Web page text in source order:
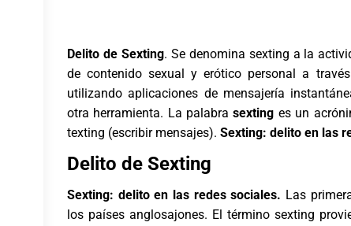
Delito de Sexting. Se denomina sexting a la
de contenido sexual y erótico personal a
utilizando aplicaciones de mensajería
otra herramienta. La palabrasexting es un
texting (escribir mensajes). Sexting: delito en las
Delito de Sexting
Sexting: delito en las redes sociales. Las
los países anglosajones. El término sexting